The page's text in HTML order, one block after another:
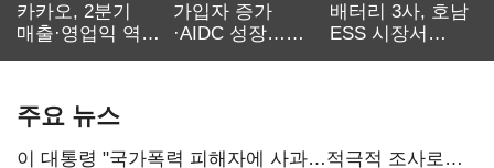
카카오, 2분기
매출·영업익 역대
가입자 증가
·AIDC 성장…
배터리 3사, 호남
ESS 시장서
주요 뉴스
이 대통령 "국가폭력 피해자에 사과…적극적 조사로